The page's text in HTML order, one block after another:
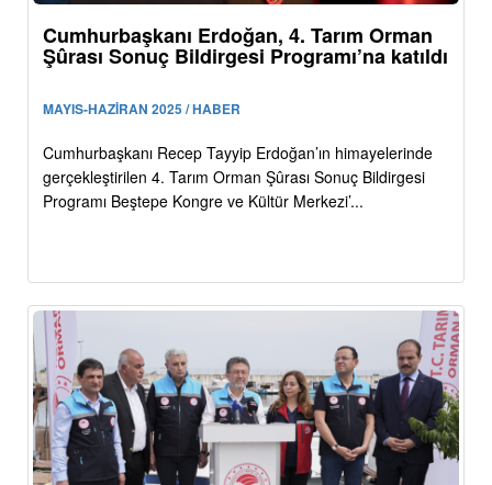
Cumhurbaşkanı Erdoğan, 4. Tarım Orman
Şûrası Sonuç Bildirgesi Programı’na katıldı
MAYIS-HAZİRAN 2025 / HABER
Cumhurbaşkanı Recep Tayyip Erdoğan’ın himayelerinde
gerçekleştirilen 4. Tarım Orman Şûrası Sonuç Bildirgesi
Programı Beştepe Kongre ve Kültür Merkezi’...